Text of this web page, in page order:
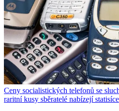
Ceny socialistických telefonů se
raritní kusy sběratelé nabízejí statisíce